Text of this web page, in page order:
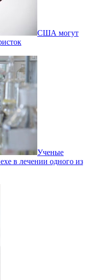
США могут
Ученые
в лечении одного из